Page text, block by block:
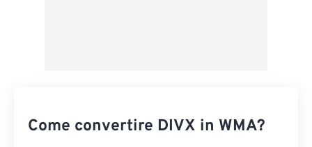
Come convertire DIVX in WMA?